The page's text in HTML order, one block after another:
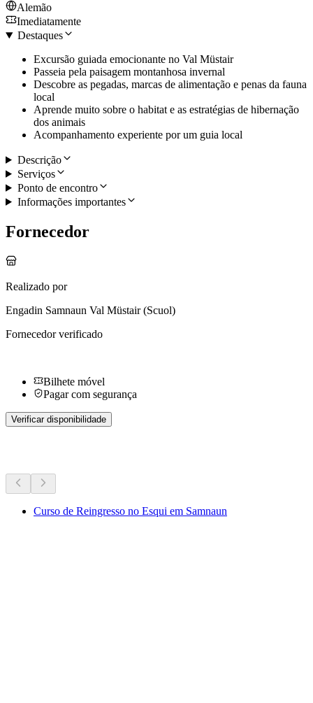
Alemão
Imediatamente
Destaques
Excursão guiada emocionante no Val Müstair
Passeia pela paisagem montanhosa invernal
Descobre as pegadas, marcas de alimentação e penas da fauna
local
Aprende muito sobre o habitat e as estratégias de hibernação
dos animais
Acompanhamento experiente por um guia local
Descrição
Serviços
Ponto de encontro
Informações importantes
Fornecedor
Realizado por
Engadin Samnaun Val Müstair (Scuol)
Fornecedor verificado
Bilhete móvel
Pagar com segurança
Verificar disponibilidade
Curso de Reingresso no Esqui em Samnaun